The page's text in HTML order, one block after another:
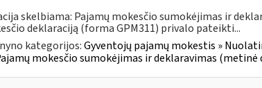
skelbiama: Pajamų mokesčio sumokėjimas ir
deklaraciją (forma GPM311) privalo pateikti...
kategorijos:Gyventojų pajamų mokestis »
mokesčio sumokėjimas ir deklaravimas (metinė